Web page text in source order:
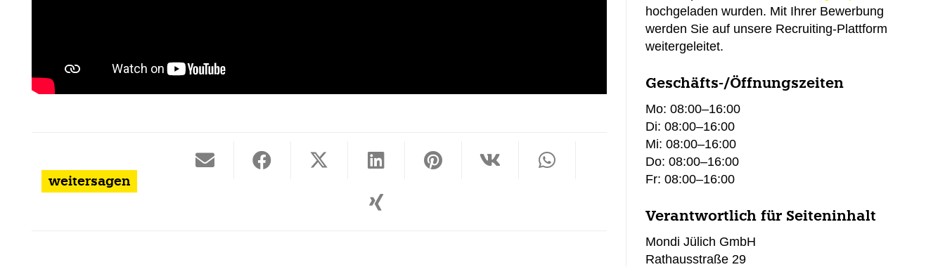
weitersagen
hochgeladen wurden. Mit Ihrer Bewerbung
werden Sie auf unsere Recruiting-Plattform
weitergeleitet.
Geschäfts-/Öffnungszeiten
Mo: 08:00–16:00
Di: 08:00–16:00
Mi: 08:00–16:00
Do: 08:00–16:00
Fr: 08:00–16:00
Verantwortlich für Seiteninhalt
Mondi Jülich GmbH
Rathausstraße 29